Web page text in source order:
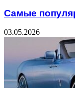
Самые
03.05.2026